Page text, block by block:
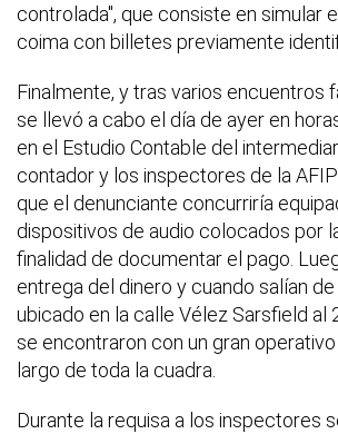
controlada", que consiste en simular
coima con billetes previamente
Finalmente, y tras varios encuentros
se llevó a cabo el día de ayer en
en el Estudio Contable del
contador y los inspectores de la
que el denunciante concurriría
dispositivos de audio colocados por
finalidad de documentar el pago.
entrega del dinero y cuando salían
ubicado en la calle Vélez Sarsfield al
se encontraron con un gran
largo de toda la cuadra.
Durante la requisa a los inspectores